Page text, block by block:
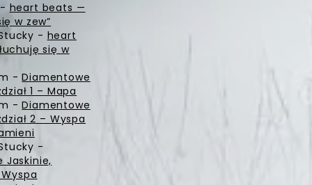
heart beats —
w zew”
- heart
się w
-Diamentowe
1 – Mapa
-Diamentowe
2 – Wyspa
-
Jaskinie,